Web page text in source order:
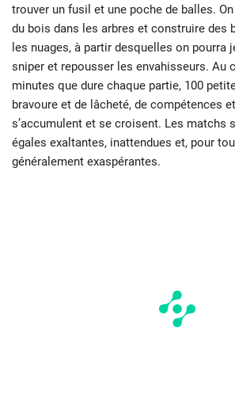
trouver un fusil et une poche de balles.
du bois dans les arbres et construire des
les nuages, à partir desquelles on pourra
sniper et repousser les envahisseurs. Au
minutes que dure chaque partie, 100
bravoure et de lâcheté, de compétences
s’accumulent et se croisent. Les matchs
égales exaltantes, inattendues et, pour
généralement exaspérantes.